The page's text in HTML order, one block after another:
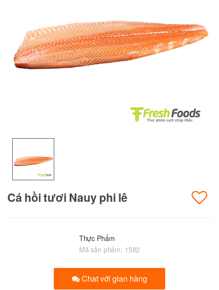
Cá hồi tươi Nauy phi lê
Thực Phẩm
Mã sản phẩm: 1582
Chat với gian hàng